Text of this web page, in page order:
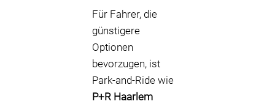
Für Fahrer, die
günstigere
Optionen
bevorzugen, ist
Park-and-Ride wie
P+R Haarlem